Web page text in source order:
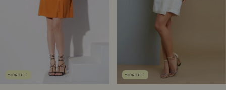
50% OFF 50% OFF